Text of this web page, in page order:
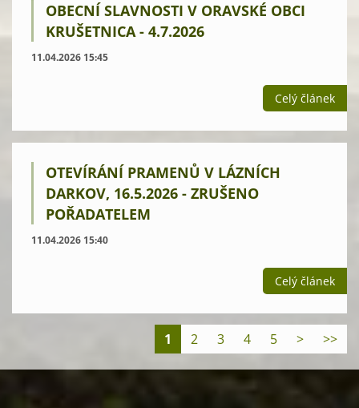
OBECNÍ SLAVNOSTI V ORAVSKÉ OBCI
KRUŠETNICA - 4.7.2026
11.04.2026 15:45
Celý článek
OTEVÍRÁNÍ PRAMENŮ V LÁZNÍCH
DARKOV, 16.5.2026 - ZRUŠENO
POŘADATELEM
11.04.2026 15:40
Celý článek
1 2 3 4 5 > >>